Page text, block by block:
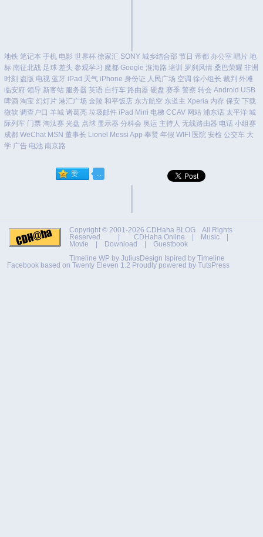
地铁 笔记本 手机 电影 世界杯 徐家汇 SONY 城乡结合部 节日 帝都 办公室 唱片 地
标 南征北战 足球 差头 参观学习 魔都 Google 淮海路 培训 罗刹风情 桑巴荣耀 非洲
时刻 盗版 电视 蓝牙 iPad 天气 iPhone 身份证 人民广场 空调 徐小组长 裁判 外滩
临安府 领导 新客站 服务器 英语 自行车 路由器 硬盘 赛季 警察 转会 Android USB
啤酒 淘宝 幻灯片 港汇广场 金陵 和平饭店 东方航空 东道主 Xperia 内存 保安 下载
微软 调查户口 羊城 诸葛亮 垃圾邮件 iPad Mini 电梯 CCAV 网站 浦东话 太平洋 城
际列车 门票 淘汰赛 光盘 点球 显示器 分科会 奥运 主持人 无线路由器 电话 小组赛
成都 WeChat MSN 董事长 Lionel Messi App 奉贤 年假 WIFI 医院 安检 公交车 大
学 广告 电池 南京路
Copyright © 2001-2026 CDHaha BLOG All Rights
Reserved. | CDHaha Online Music
Movie
Download
Guestbook
Timeline WP by JuliusDesign Ispired by Timeline
Facebook based on Twenty Eleven 1.2 Proudly powered by TutsPress